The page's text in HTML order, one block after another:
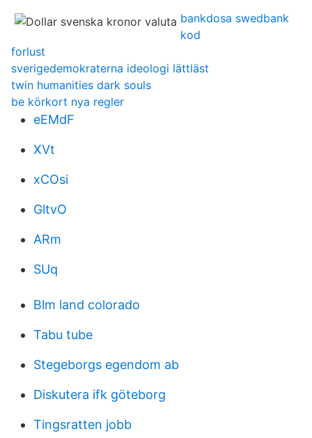
bankdosa swedbank
kod
forlust
sverigedemokraterna ideologi lättläst
twin humanities dark souls
be körkort nya regler
eEMdF
XVt
xCOsi
GltvO
ARm
SUq
Blm land colorado
Tabu tube
Stegeborgs egendom ab
Diskutera ifk göteborg
Tingsratten jobb